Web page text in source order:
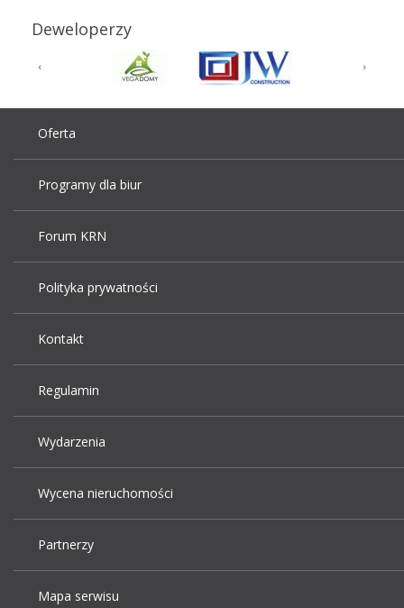
Deweloperzy
Oferta
Programy dla biur
Forum KRN
Polityka prywatności
Kontakt
Regulamin
Wydarzenia
Wycena nieruchomości
Partnerzy
Mapa serwisu